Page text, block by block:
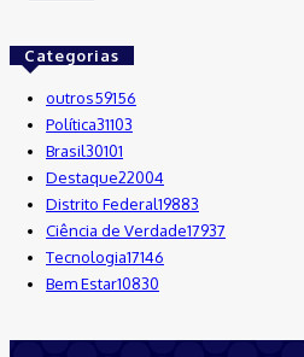
Categorias
outros59156
Política31103
Brasil30101
Destaque22004
Distrito Federal19883
Ciência de Verdade17937
Tecnologia17146
Bem Estar10830